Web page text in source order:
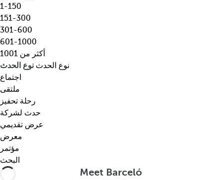
ج
ه
ة
،
ن
و
ع
م
ع
ي
ن
…
o
w
n
a
r
r
o
w
k
e
y
o
p
e
n
1-150
151-300
301-600
601-1000
أكثر من 1001
نوع الحدث نوع الحدث
اجتماع
ملتقى
رحلة تحفيز
حدث لشركة
عرض تقديمي
معرض
مؤتمر
البحث
Meet Barceló